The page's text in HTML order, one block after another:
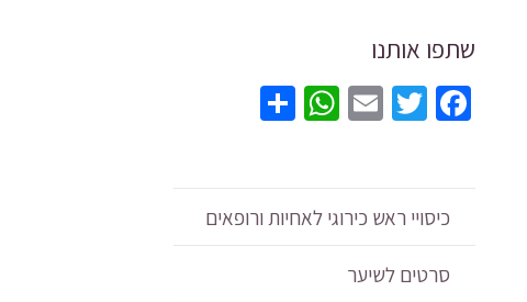
שתפו אותנו
Facebook
Twitter
Email
WhatsApp
כיסויי ראש כירוגי לאחיות ורופאים
סרטים לשיער